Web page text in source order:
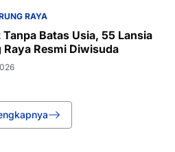
RAYA
Batas Usia, 55 Lansia
Resmi Diwisuda